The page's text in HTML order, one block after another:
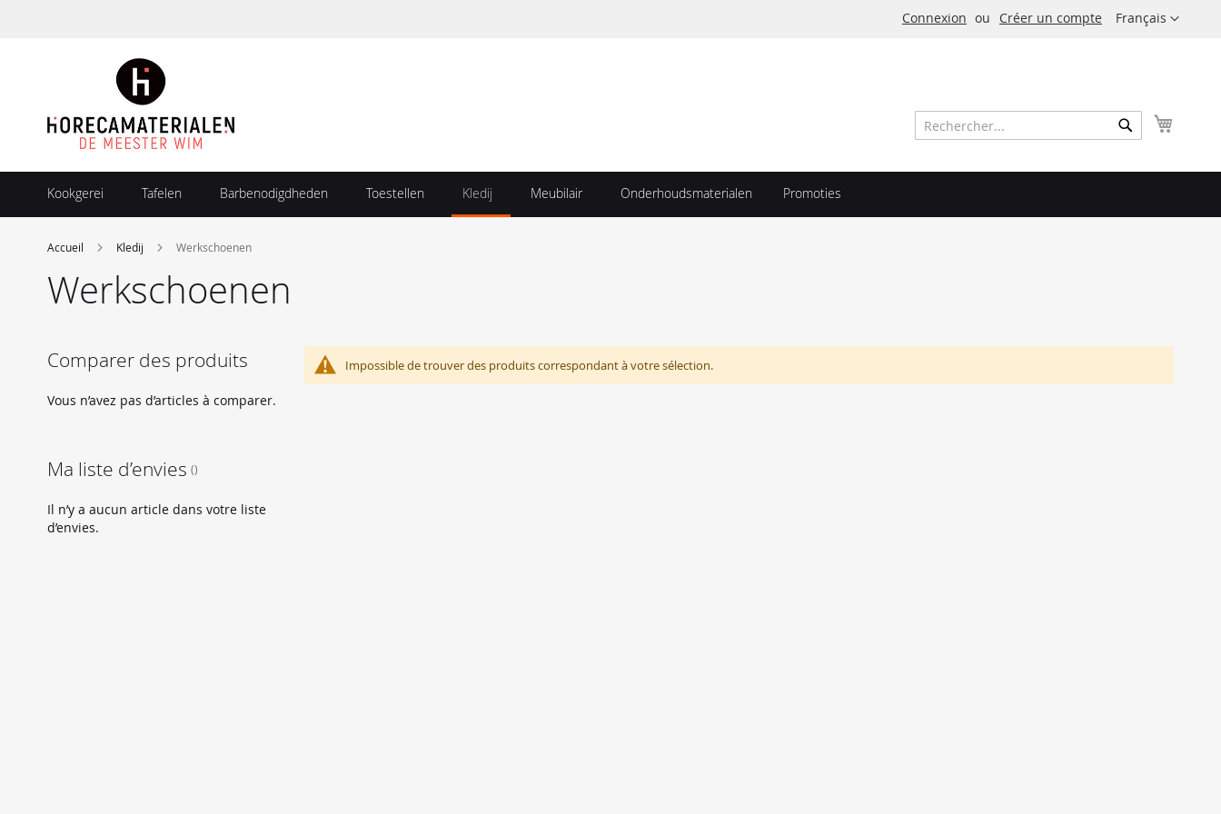
Langue
Français
Connexion Créer un compte
Rechercher
Kookgerei Tafelen Barbenodigdheden Toestellen Kledij Meubilair Onderhoudsmaterialen Promoties
Accueil Kledij Werkschoenen
Werkschoenen
Impossible de trouver des produits correspondant à votre sélection.
Comparer des produits
Vous n’avez pas d’articles à comparer.
Ma liste d’envies
Il n’y a aucun article dans votre liste
d’envies.